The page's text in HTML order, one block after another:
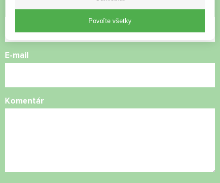
Telefónne číslo
E-mail
Komentár
Povoľte všetky